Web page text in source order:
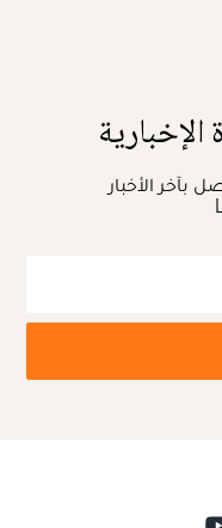
بآخر الأخبار